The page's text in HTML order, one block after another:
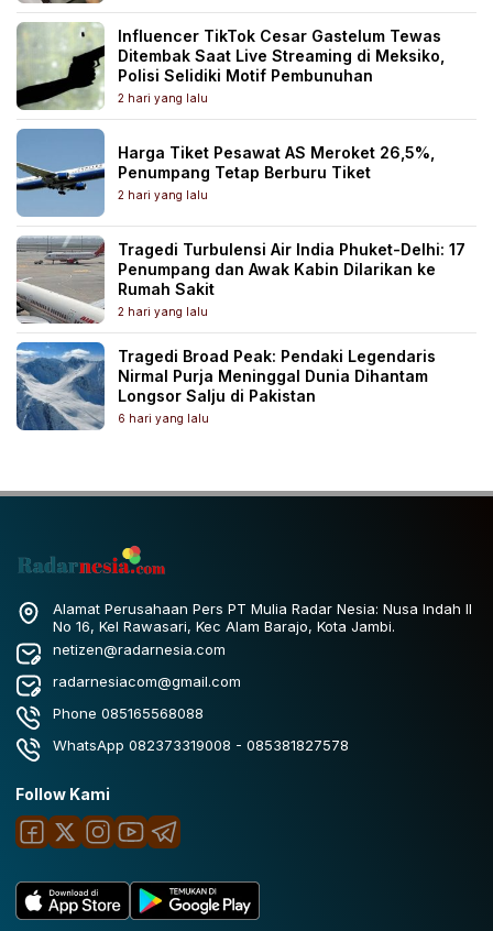
Influencer TikTok Cesar Gastelum Tewas
Ditembak Saat Live Streaming di Meksiko,
Polisi Selidiki Motif Pembunuhan
2 hari yang lalu
Harga Tiket Pesawat AS Meroket 26,5%,
Penumpang Tetap Berburu Tiket
2 hari yang lalu
Tragedi Turbulensi Air India Phuket-Delhi: 17
Penumpang dan Awak Kabin Dilarikan ke
Rumah Sakit
2 hari yang lalu
Tragedi Broad Peak: Pendaki Legendaris
Nirmal Purja Meninggal Dunia Dihantam
Longsor Salju di Pakistan
6 hari yang lalu
Alamat Perusahaan Pers PT Mulia Radar Nesia: Nusa Indah II
No 16, Kel Rawasari, Kec Alam Barajo, Kota Jambi.
netizen@radarnesia.com
radarnesiacom@gmail.com
Phone 085165568088
WhatsApp 082373319008 - 085381827578
Follow Kami